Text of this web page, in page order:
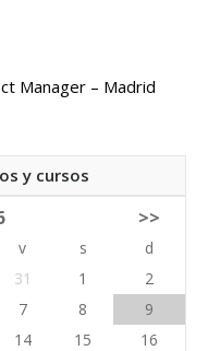
Manager – Madrid
y cursos
>>
v s
d
31 1
2
7 8
9
14 15
16